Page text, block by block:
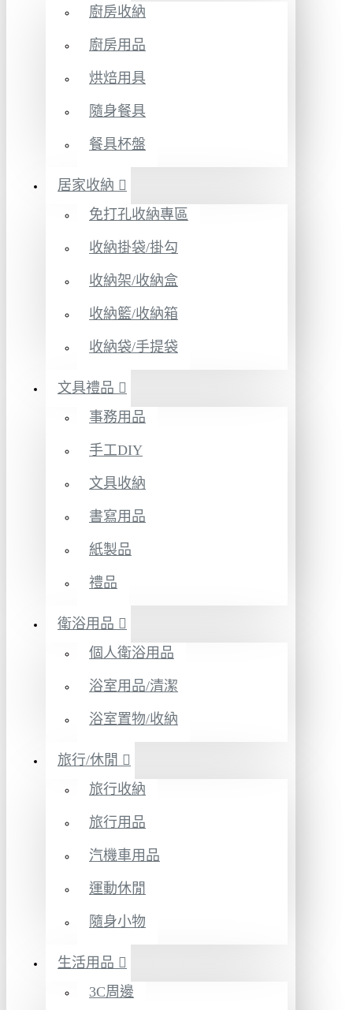
廚房收納
廚房用品
烘焙用具
隨身餐具
餐具杯盤
居家收納
免打孔收納專區
收納掛袋/掛勾
收納架/收納盒
收納籃/收納箱
收納袋/手提袋
文具禮品
事務用品
手工DIY
文具收納
書寫用品
紙製品
禮品
衛浴用品
個人衛浴用品
浴室用品/清潔
浴室置物/收納
旅行/休閒
旅行收納
旅行用品
汽機車用品
運動休閒
隨身小物
生活用品
3C周邊